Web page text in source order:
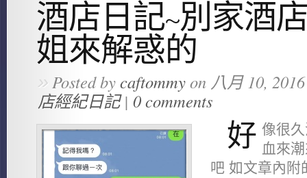
酒店日記~別家酒
姐來解惑的
»Posted bycaftommyon 八月 10,
店經紀日記| 0 comments
好 像很
血來
吧 如文章內附